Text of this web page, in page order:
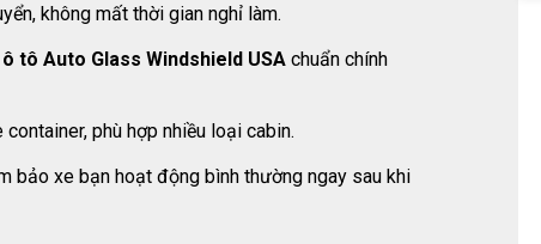
không mất thời gian nghỉ làm.
tô Auto Glass Windshield USA chuẩn chính
phù hợp nhiều loại cabin.
bảo xe bạn hoạt động bình thường ngay sau khi